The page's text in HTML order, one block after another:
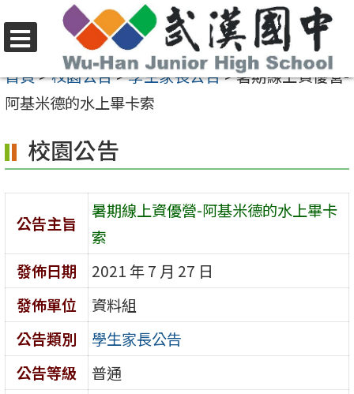
至
要
容
區
選
單
首頁>校園公告>學生家長公告>暑期線上資優營-
阿基米德的水上畢卡索
校園公告
公告主旨
暑期線上資優營-阿基米德的水上畢卡
索
發佈日期
2021 年 7 月 27 日
發佈單位
資料組
公告類別
學生家長公告
公告等級
普通